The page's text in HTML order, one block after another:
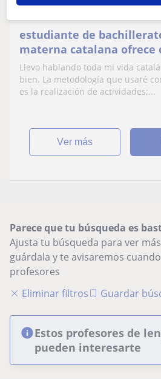
Lengua
estudiante de
materna catalana ofrece
catalán y repaso a niños
Llevo hablando toda mi vida
bien. La metodología que usaré
es la realización de actividades;...
ver más
Parece que tu búsqueda es
Ajusta tu búsqueda para ver
guárdala y te avisaremos
profesores
Eliminar filtros
Guardar
Estos profesores de
pueden interesarte